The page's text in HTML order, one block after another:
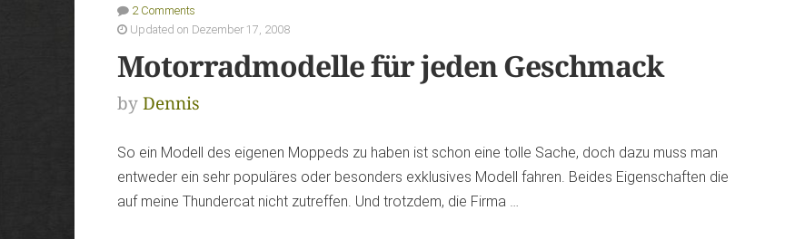
2 Comments
Updated on Dezember 17, 2008
Motorradmodelle für jeden Geschmack
byDennis
So ein Modell des eigenen Moppeds zu haben ist schon eine tolle Sache, doch dazu muss man
entweder ein sehr populäres oder besonders exklusives Modell fahren. Beides Eigenschaften die
auf meine Thundercat nicht zutreffen. Und trotzdem, die Firma …